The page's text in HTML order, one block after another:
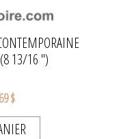
13/16 ")
$